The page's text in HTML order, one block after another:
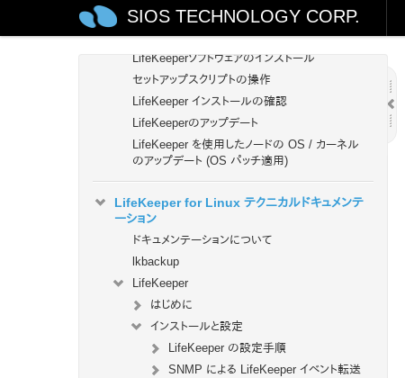
SIOS TECHNOLOGY CORP.
LifeKeeper 環境のプランニング
LifeKeeper 環境のセットアップ
LifeKeeperソフトウェアのインストール
セットアップスクリプトの操作
LifeKeeper インストールの確認
LifeKeeperのアップデート
LifeKeeper を使用したノードの OS / カーネル
のアップデート (OS パッチ適用)
LifeKeeper for Linux テクニカルドキュメンテ
ーション
ドキュメンテーションについて
lkbackup
LifeKeeper
はじめに
インストールと設定
LifeKeeper の設定手順
SNMP による LifeKeeper イベント転送